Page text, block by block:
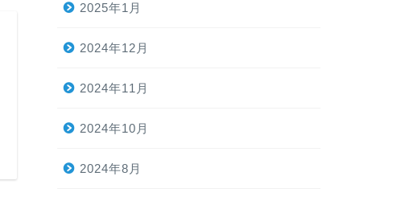
2025年1月
2024年12月
2024年11月
2024年10月
2024年8月